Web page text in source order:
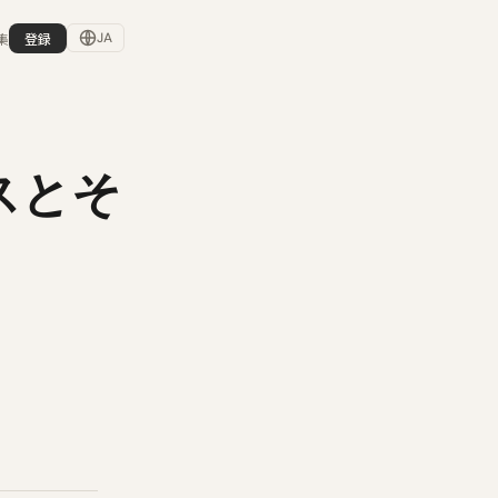
登録 JA
とそ